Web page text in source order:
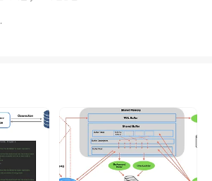
를 찾는다.Han
. 조사를 진행하던 중, Abstr
DataSource의 역할
을 관리해 주는 빈이다. 보
정보를 입력하면,
를 빈으로 등록해